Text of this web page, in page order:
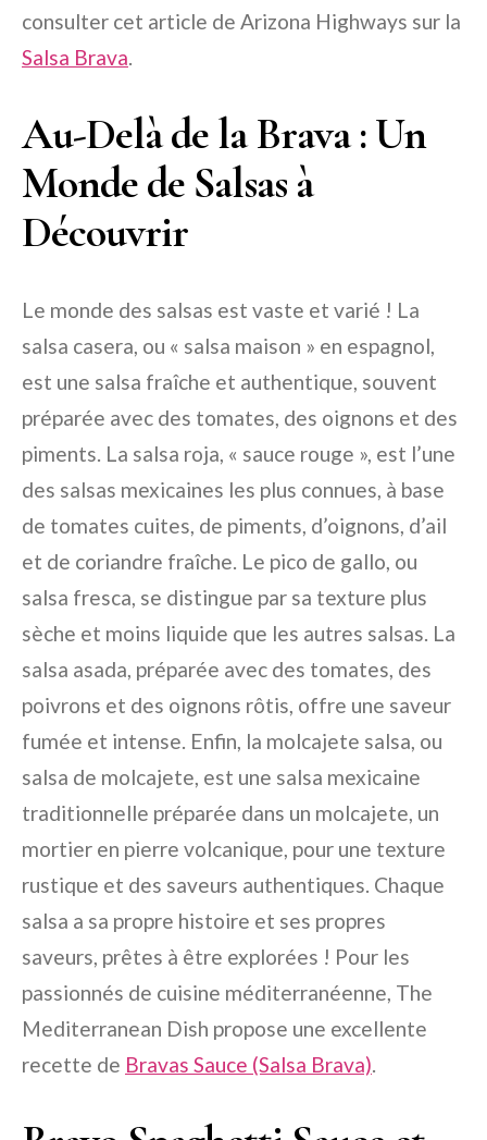
consulter cet article de Arizona Highways sur la
Salsa Brava.
Au-Delà de la Brava : Un
Monde de Salsas à
Découvrir
Le monde des salsas est vaste et varié ! La
salsa casera, ou « salsa maison » en espagnol,
est une salsa fraîche et authentique, souvent
préparée avec des tomates, des oignons et des
piments. La salsa roja, « sauce rouge », est l’une
des salsas mexicaines les plus connues, à base
de tomates cuites, de piments, d’oignons, d’ail
et de coriandre fraîche. Le pico de gallo, ou
salsa fresca, se distingue par sa texture plus
sèche et moins liquide que les autres salsas. La
salsa asada, préparée avec des tomates, des
poivrons et des oignons rôtis, offre une saveur
fumée et intense. Enfin, la molcajete salsa, ou
salsa de molcajete, est une salsa mexicaine
traditionnelle préparée dans un molcajete, un
mortier en pierre volcanique, pour une texture
rustique et des saveurs authentiques. Chaque
salsa a sa propre histoire et ses propres
saveurs, prêtes à être explorées ! Pour les
passionnés de cuisine méditerranéenne, The
Mediterranean Dish propose une excellente
recette de Bravas Sauce (Salsa Brava).